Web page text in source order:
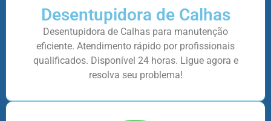
Desentupidora de Calhas
Desentupidora de Calhas para manutenção
eficiente. Atendimento rápido por profissionais
qualificados. Disponível 24 horas. Ligue agora e
resolva seu problema!